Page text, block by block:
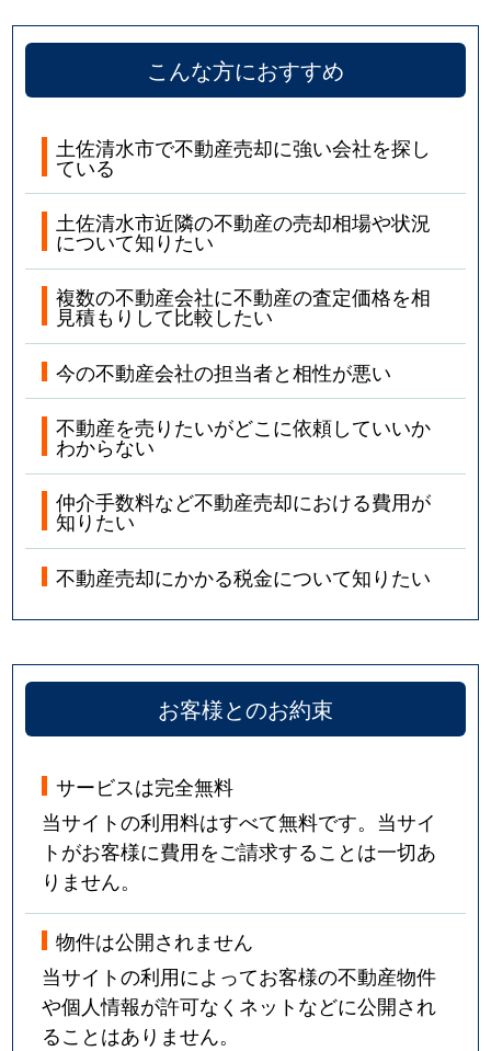
こんな方におすすめ
土佐清水市で不動産売却に強い会社を探し
ている
土佐清水市近隣の不動産の売却相場や状況
について知りたい
複数の不動産会社に不動産の査定価格を相
見積もりして比較したい
今の不動産会社の担当者と相性が悪い
不動産を売りたいがどこに依頼していいか
わからない
仲介手数料など不動産売却における費用が
知りたい
不動産売却にかかる税金について知りたい
お客様とのお約束
サービスは完全無料
当サイトの利用料はすべて無料です。当サイ
トがお客様に費用をご請求することは一切あ
りません。
物件は公開されません
当サイトの利用によってお客様の不動産物件
や個人情報が許可なくネットなどに公開され
ることはありません。